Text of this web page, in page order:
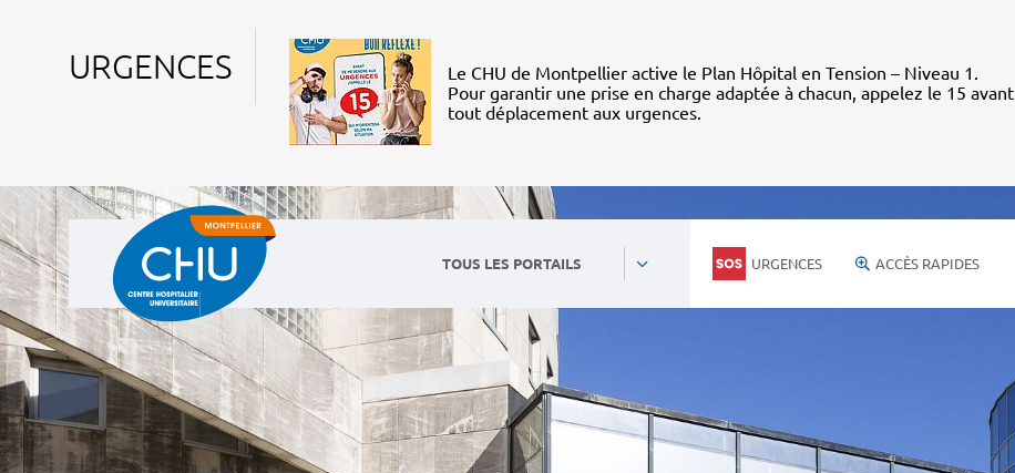
URGENCES
Le CHU de Montpellier active le Plan Hôpital en Tension – Niveau 1.
Pour garantir une prise en charge adaptée à chacun, appelez le 15 avant
tout déplacement aux urgences.
TOUS LES PORTAILS URGENCES ACCÈS RAPIDES